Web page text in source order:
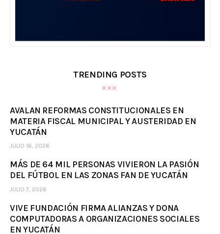
TRENDING POSTS
AVALAN REFORMAS CONSTITUCIONALES EN
MATERIA FISCAL MUNICIPAL Y AUSTERIDAD EN
YUCATÁN
JULIO 16, 2026
MÁS DE 64 MIL PERSONAS VIVIERON LA PASIÓN
DEL FÚTBOL EN LAS ZONAS FAN DE YUCATÁN
JULIO 7, 2026
VIVE FUNDACIÓN FIRMA ALIANZAS Y DONA
COMPUTADORAS A ORGANIZACIONES SOCIALES
EN YUCATÁN